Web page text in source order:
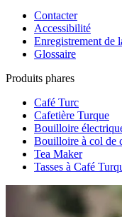
Contacter
Accessibilité
Enregistrement de
Glossaire
Produits phares
Café Turc
Cafetière Turque
Bouilloire
Bouilloire à col de
Tea Maker
Tasses à Café